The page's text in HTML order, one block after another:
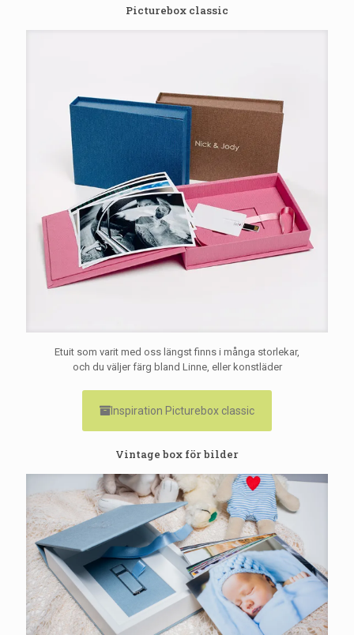
Picturebox classic
Etuit som varit med oss längst finns i många storlekar,
och du väljer färg bland Linne, eller konstläder
Inspiration Picturebox classic
Vintage box för bilder